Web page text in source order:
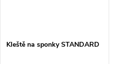
Kleště na sponky STANDARD